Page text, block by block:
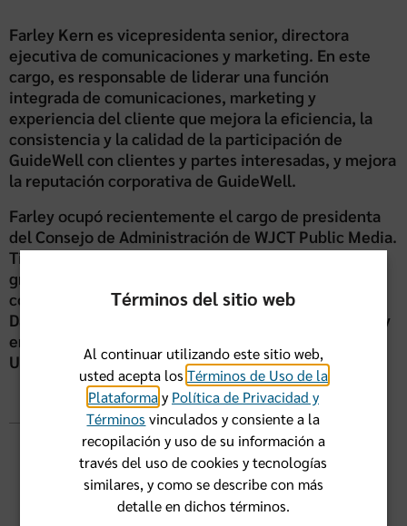
Farley Kern es vicepresidenta senior, directora
ejecutiva de comunicaciones y marketing. En este
cargo, es responsable de liderar una función
integrada de comunicaciones, marketing y
experiencia del cliente que mejora la eficiencia, la
consistencia y la calidad de la participación de
GuideWell con clientes y partes interesadas, y mejora
la reputación corporativa de GuideWell.
Farley ocupó recientemente el cargo de presidenta
del Consejo de Administración de WJCT Public Media.
Tiene una licenciatura de University of Virginia y un
grado de maestría de Duke University y ha
completado programas de educación ejecutiva en
Darden School of Business de University of Virginia y
en Kellog School of Management de Northwestern
University.
"Contar la historia de GuideWell
significa compartir el corazón, la
Términos del sitio web
Al continuar utilizando este sitio web,
usted acepta los Términos de Uso de la
Plataformay Política de Privacidad y
Términos vinculados y consiente a la
recopilación y uso de su información a
través del uso de cookies y tecnologías
similares, y como se describe con más
detalle en dichos términos.